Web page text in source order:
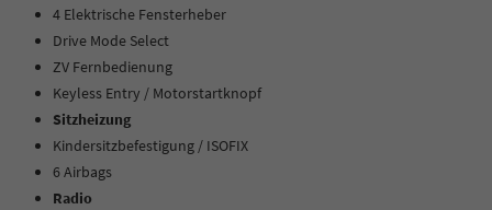
4 Elektrische Fensterheber
Drive Mode Select
ZV Fernbedienung
Keyless Entry / Motorstartknopf
Sitzheizung
Kindersitzbefestigung / ISOFIX
6 Airbags
Radio